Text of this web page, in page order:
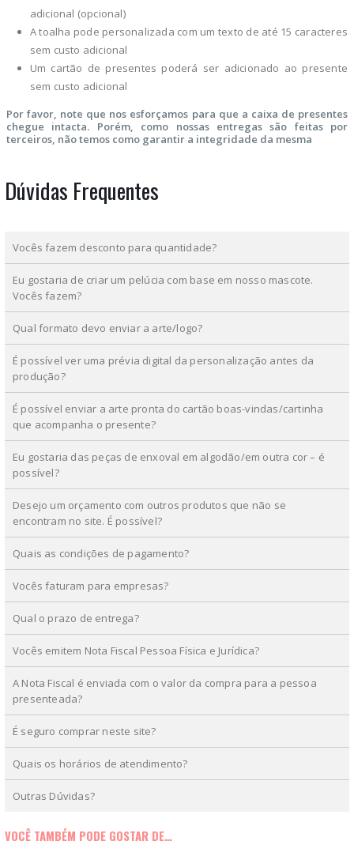
adicional (opcional)
A toalha pode personalizada com um texto de até 15 caracteres
sem custo adicional
Um cartão de presentes poderá ser adicionado ao presente
sem custo adicional
Por favor, note que nos esforçamos para que a caixa de presentes
chegue intacta. Porém, como nossas entregas são feitas por
terceiros, não temos como garantir a integridade da mesma
Dúvidas Frequentes
Vocês fazem desconto para quantidade?
Eu gostaria de criar um pelúcia com base em nosso mascote.
Vocês fazem?
Qual formato devo enviar a arte/logo?
É possível ver uma prévia digital da personalização antes da
produção?
É possível enviar a arte pronta do cartão boas-vindas/cartinha
que acompanha o presente?
Eu gostaria das peças de enxoval em algodão/em outra cor – é
possível?
Desejo um orçamento com outros produtos que não se
encontram no site. É possível?
Quais as condições de pagamento?
Vocês faturam para empresas?
Qual o prazo de entrega?
Vocês emitem Nota Fiscal Pessoa Física e Jurídica?
A Nota Fiscal é enviada com o valor da compra para a pessoa
presenteada?
É seguro comprar neste site?
Quais os horários de atendimento?
Outras Dúvidas?
VOCÊ TAMBÉM PODE GOSTAR DE…